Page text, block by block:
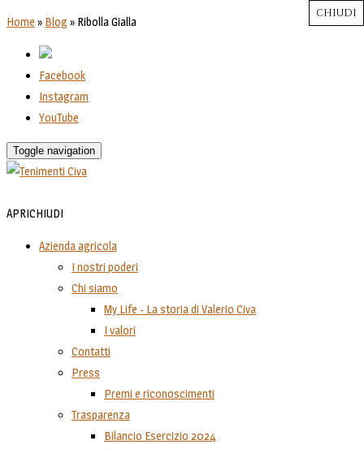
Home » Blog» Ribolla Gialla
Facebook
Instagram
YouTube
Toggle navigation
APRICHIUDI
Azienda agricola
I nostri poderi
Chi siamo
My Life - La storia di Valerio Civa
I valori
Contatti
Press
Premi e riconoscimenti
Trasparenza
Bilancio Esercizio 2024
Close
Close
Close
Close
CHIUDI
CHIUDI
CHIUDI
CHIUDI
CHIUDI